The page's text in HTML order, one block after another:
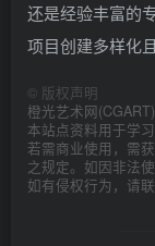
还是经验丰富的
项目创建多样化
© 版权声明
橙光艺术网
本站点资料用于学
若需商业使用，需
之规定。如因非法
如有侵权行为，请